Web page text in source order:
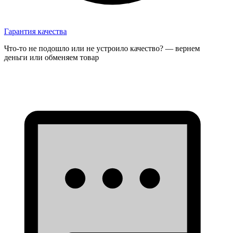
Гарантия качества
Что-то не подошло или не устроило качество? — вернем
деньги или обменяем товар